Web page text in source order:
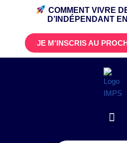
COMMENT VIVRE
D’INDÉPENDANT
JE M'INSCRIS AU